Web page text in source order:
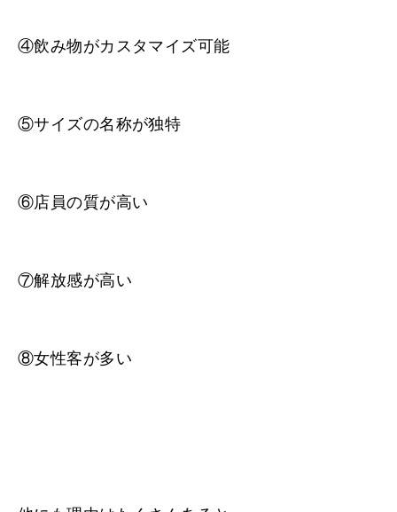
④飲み物がカスタマイズ可能
⑤サイズの名称が独特
⑥店員の質が高い
⑦解放感が高い
⑧女性客が多い